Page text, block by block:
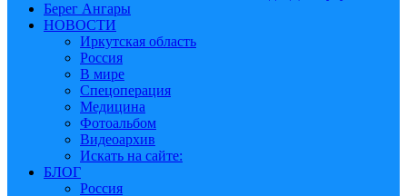
Берег Ангары
НОВОСТИ
Иркутская область
Россия
В мире
Спецоперация
Медицина
Фотоальбом
Видеоархив
Искать на сайте:
БЛОГ
Россия